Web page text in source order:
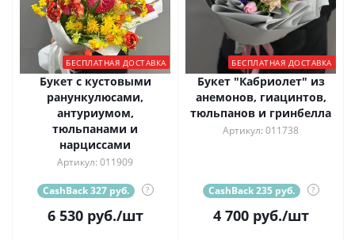
БЕСПЛАТНАЯ ДОСТАВКА
Букет с кустовыми
ранункулюсами,
антуриумом,
тюльпанами и
нарциссами
Артикул: 011909
CashBack 327 руб. ?
6 530руб./шт
БЕСПЛАТНАЯ ДОСТАВКА
Букет "Кабриолет" из
анемонов, гиацинтов,
тюльпанов и гринбелла
Артикул: 011738
CashBack 235 руб. ?
4 700руб./шт